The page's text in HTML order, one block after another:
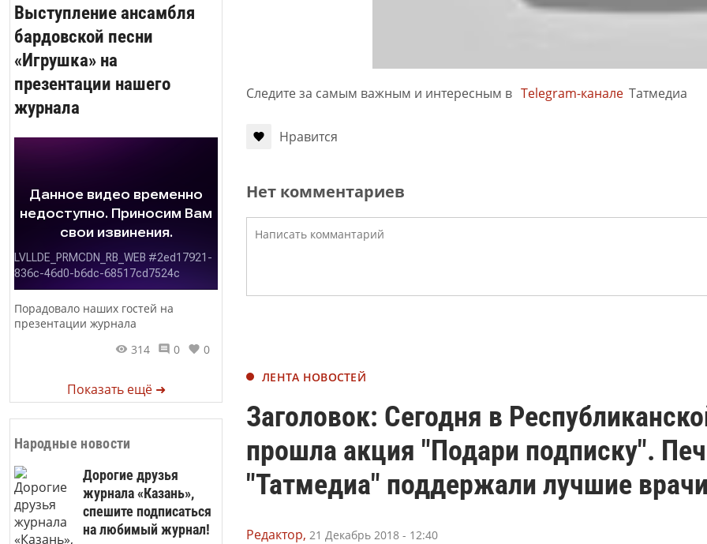
Выступление ансамбля
бардовской песни
«Игрушка» на
презентации нашего
журнала
Порадовало наших гостей на
презентации журнала
314
0 0
Показать ещё ➜
Народные новости
Дорогие друзья
журнала «Казань»,
спешите подписаться
на любимый журнал!
Следите за самым важным и интересным в Telegram-канале Татмедиа
Нравится
Нет комментариев
ЛЕНТА НОВОСТЕЙ
Заголовок: Сегодня в
прошла акция "Подари подписку".
"Татмедиа" поддержали лучшие
Редактор, 21 Декабрь 2018 - 12:40